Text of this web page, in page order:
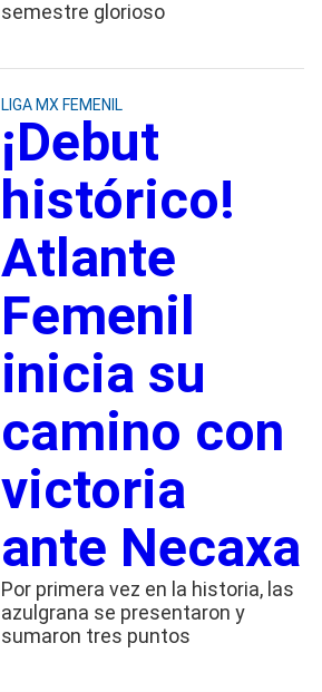
semestre glorioso
LIGA MX FEMENIL
¡Debut
histórico!
Atlante
Femenil
inicia su
camino con
victoria
ante Necaxa
Por primera vez en la historia, las
azulgrana se presentaron y
sumaron tres puntos